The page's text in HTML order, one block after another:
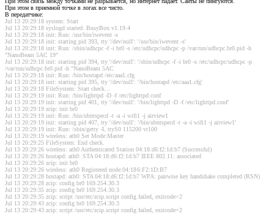
При этом в приемной точке в логах все чисто.
В передатчике:
Jul 13 20:29:18 system: Start
Jul 13 20:29:18 syslogd started: BusyBox v1.19.4
Jul 13 20:29:18 init: Run: /usr/bin/iwevent -s
Jul 13 20:29:18 init: starting pid 393, tty '/dev/null': '/usr/bin/iwevent -s'
Jul 13 20:29:18 init: Run: /sbin/udhcpc -f -i br0 -s /etc/udhcpc/udhcpc -p /var/run/udhcpc.br0.pid -h
"NanoBeam 5AC 19"
Jul 13 20:29:18 init: starting pid 394, tty '/dev/null': '/sbin/udhcpc -f -i br0 -s /etc/udhcpc/udhcpc -p
/var/run/udhcpc.br0.pid -h "NanoBeam 5AC
Jul 13 20:29:18 init: Run: /bin/hostapd /etc/aaa1.cfg
Jul 13 20:29:18 init: starting pid 395, tty '/dev/null': '/bin/hostapd /etc/aaa1.cfg'
Jul 13 20:29:18 FileSystem: Start check...
Jul 13 20:29:19 init: Run: /bin/lighttpd -D -f /etc/lighttpd.conf
Jul 13 20:29:19 init: starting pid 401, tty '/dev/null': '/bin/lighttpd -D -f /etc/lighttpd.conf'
Jul 13 20:29:19 zcip: init br0
Jul 13 20:29:19 init: Run: /bin/ubntspecd -t -a -i wifi1 -j airview1
Jul 13 20:29:19 init: starting pid 407, tty '/dev/null': '/bin/ubntspecd -t -a -i wifi1 -j airview1'
Jul 13 20:29:19 init: Run: /sbin/getty -L ttyS0 115200 vt100
Jul 13 20:29:19 wireless: ath0 Set Mode:Master
Jul 13 20:29:25 FileSystem: End check.
Jul 13 20:29:26 wireless: ath0 Authenticated Station 04:18:d6:f2:1d:b7 (Successful)
Jul 13 20:29:26 hostapd: ath0: STA 04:18:d6:f2:1d:b7 IEEE 802.11: associated
Jul 13 20:29:26 zcip: init br0
Jul 13 20:29:26 wireless: ath0 Registered node:04:186:F2:1D:B7
Jul 13 20:29:28 hostapd: ath0: STA 04:18:d6:f2:1d:b7 WPA: pairwise key handshake completed (RSN)
Jul 13 20:29:28 zcip: config br0 169.254.30.3
Jul 13 20:29:35 zcip: config br0 169.254.30.3
Jul 13 20:29:35 zcip: script /usr/etc/zcip.script config failed, exitcode=2
Jul 13 20:29:43 zcip: config br0 169.254.30.3
Jul 13 20:29:43 zcip: script /usr/etc/zcip.script config failed, exitcode=2